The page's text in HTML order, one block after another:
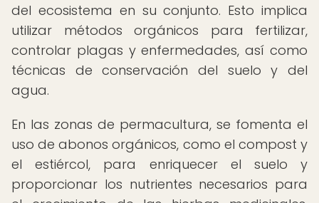
del ecosistema en su conjunto. Esto implica
utilizar métodos orgánicos para fertilizar,
controlar plagas y enfermedades, así como
técnicas de conservación del suelo y del
agua.
En las zonas de permacultura, se fomenta el
uso de abonos orgánicos, como el compost y
el estiércol, para enriquecer el suelo y
proporcionar los nutrientes necesarios para